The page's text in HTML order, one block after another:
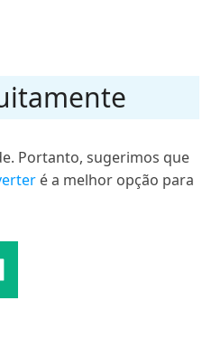
Portanto, sugerimos que
é a melhor opção para